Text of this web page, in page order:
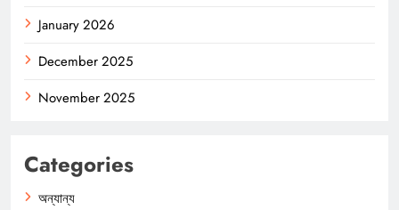
January 2026
December 2025
November 2025
Categories
অন্যান্য